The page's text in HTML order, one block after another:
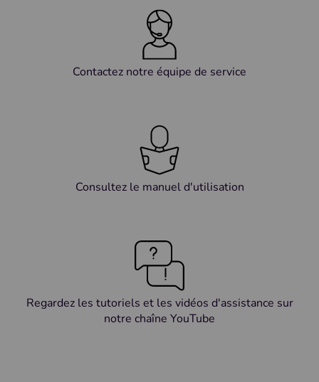
Contactez notre équipe de service
Consultez le manuel d'utilisation
Regardez les tutoriels et les vidéos d'assistance sur
notre chaîne YouTube